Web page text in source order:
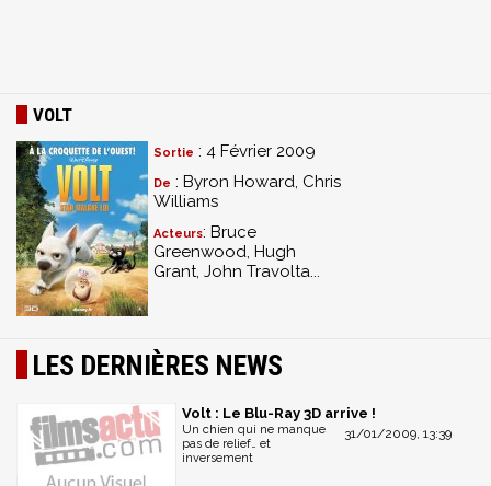
VOLT
Sortie : 4 Février 2009
De : Byron Howard, Chris
Williams
Acteurs: Bruce
Greenwood, Hugh
Grant, John Travolta...
LES DERNIÈRES NEWS
Volt : Le Blu-Ray 3D arrive !
31/01/2009, 13:39
Un chien qui ne manque
pas de relief… et
inversement